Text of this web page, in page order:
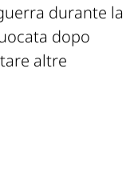
durante la
dopo
altre